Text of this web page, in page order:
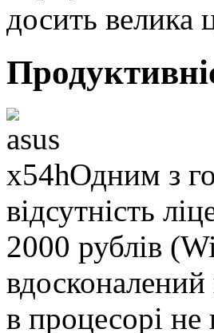
досить велика
Одним з
відсутність
2000 рублів
в процесорі